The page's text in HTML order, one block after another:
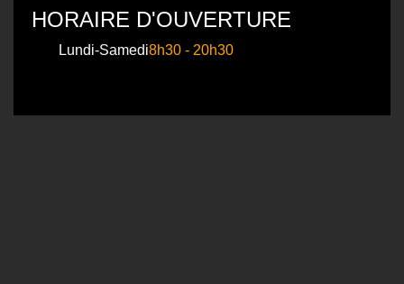
HORAIRE D'OUVERTURE
Lundi-Samedi8h30 - 20h30